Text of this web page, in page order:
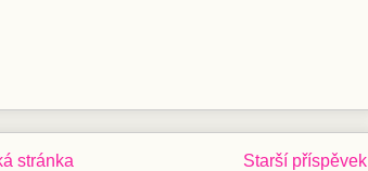
Starší příspěvek
stránka